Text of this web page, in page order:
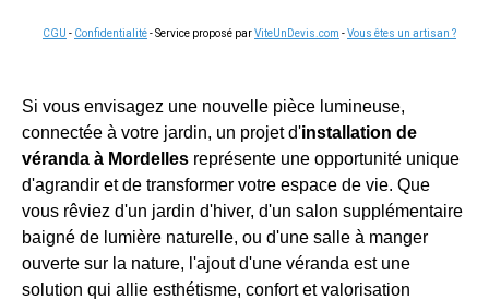
CGU - Confidentialité- Service proposé parViteUnDevis.com -Vous êtes un artisan ?
Si vous envisagez une nouvelle pièce lumineuse,
connectée à votre jardin, un projet d'installation de
véranda à Mordelles représente une opportunité unique
d'agrandir et de transformer votre espace de vie. Que
vous rêviez d'un jardin d'hiver, d'un salon supplémentaire
baigné de lumière naturelle, ou d'une salle à manger
ouverte sur la nature, l'ajout d'une véranda est une
solution qui allie esthétisme, confort et valorisation